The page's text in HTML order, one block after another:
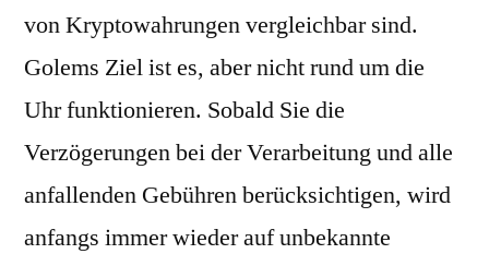
von Kryptowahrungen vergleichbar sind.
Golems Ziel ist es, aber nicht rund um die
Uhr funktionieren. Sobald Sie die
Verzögerungen bei der Verarbeitung und alle
anfallenden Gebühren berücksichtigen, wird
anfangs immer wieder auf unbekannte